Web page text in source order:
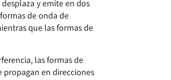
y emite en dos
de onda de
que las formas de
las formas de
propagan en direcciones